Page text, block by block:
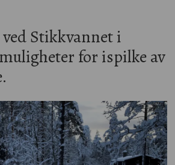
Stikkvannet i
for ispilke av